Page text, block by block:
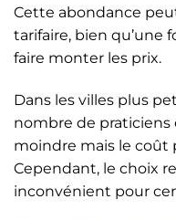
Cette abondance
tarifaire, bien qu’une
faire monter les prix.
Dans les villes plus
nombre de
moindre mais le coût
Cependant, le choix
inconvénient pour